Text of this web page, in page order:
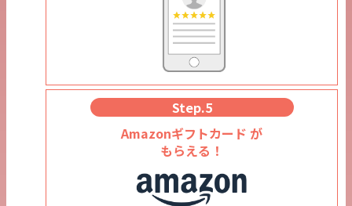
Step.5
Amazonギフトカード が
もらえる！